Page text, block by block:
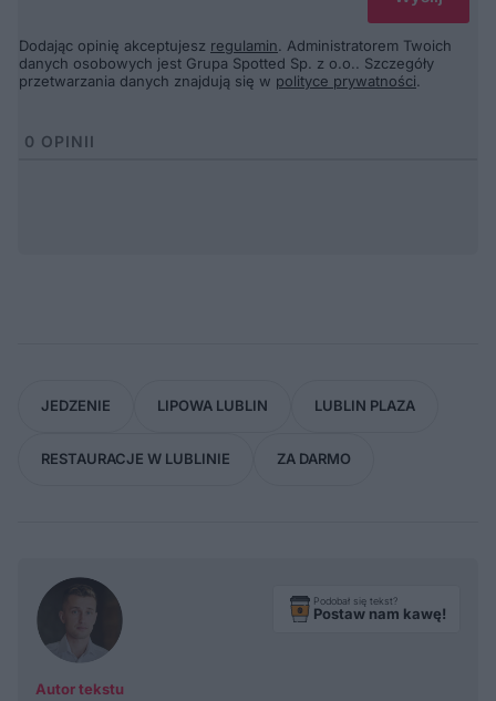
Dodając opinię akceptujesz regulamin. Administratorem Twoich
danych osobowych jest Grupa Spotted Sp. z o.o.. Szczegóły
przetwarzania danych znajdują się w polityce prywatności.
0 OPINII
JEDZENIE LIPOWA LUBLIN LUBLIN PLAZA
RESTAURACJE W LUBLINIE ZA DARMO
Autor tekstu
Podobał się tekst?
Postaw nam kawę!